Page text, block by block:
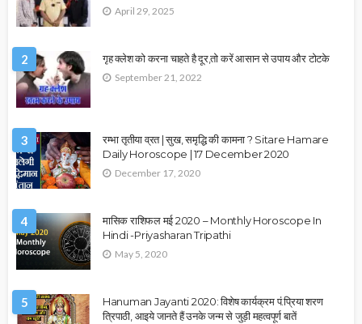
April 29, 2025
2 गृह क्लेश को करना चाहते है दूर,तो करें आसान से उपाय और टोटके
September 21, 2022
3
रम्भा तृतीया व्रत | सुख, समृद्धि की कामना ? Sitare Hamare
Daily Horoscope | 17 December 2020
December 17, 2020
4
मासिक राशिफल मई 2020 – Monthly Horoscope In
Hindi -Priyasharan Tripathi
May 5, 2020
5
Hanuman Jayanti 2020: विशेष कार्यक्रम पं.प्रिया शरण
त्रिपाठी, आइये जानते हैं उनके जन्म से जुड़ी महत्वपूर्ण बातें